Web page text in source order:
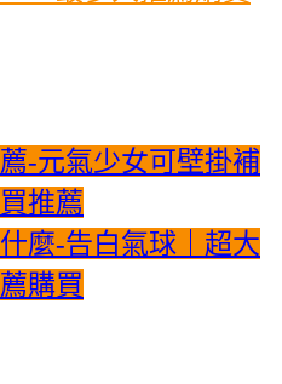
-元氣少女可壁掛補
推薦
麼-告白氣球｜超大
購買